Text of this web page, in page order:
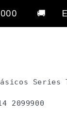
🚚
Series
2099900